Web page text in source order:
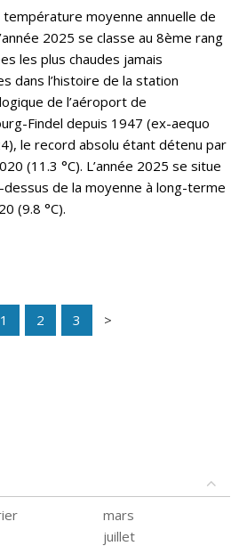
température moyenne annuelle de
2025 se classe au 8ème rang
les plus chaudes jamais
dans l’histoire de la station
de l’aéroport de
Findel depuis 1947 (ex-aequo
le record absolu étant détenu par
(11.3 °C). L’année 2025 se situe
dessus de la moyenne à long-terme
(9.8 °C).
1 2 3
mars
juillet